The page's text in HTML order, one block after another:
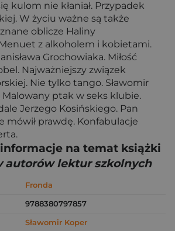
kulom nie kłaniał. Przypadek
W życiu ważne są także
oblicze Haliny
z alkoholem i kobietami.
Grochowiaka. Miłość
Najważniejszy związek
Nie tylko tango. Sławomir
Malowany ptak w seks klubie.
Jerzego Kosińskiego. Pan
mówił prawdę. Konfabulacje
informacje na temat książki
autorów lektur szkolnych
Fronda
9788380797857
Sławomir Koper